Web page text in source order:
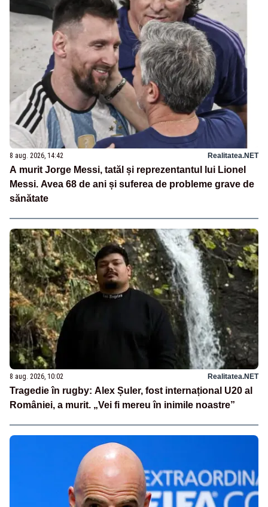
8 aug. 2026, 14:42 Realitatea.NET
A murit Jorge Messi, tatăl și reprezentantul lui Lionel
Messi. Avea 68 de ani și suferea de probleme grave de
sănătate
8 aug. 2026, 10:02 Realitatea.NET
Tragedie în rugby: Alex Șuler, fost internațional U20 al
României, a murit. „Vei fi mereu în inimile noastre”